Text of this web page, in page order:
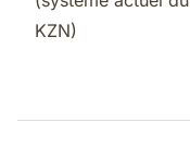
KZN)